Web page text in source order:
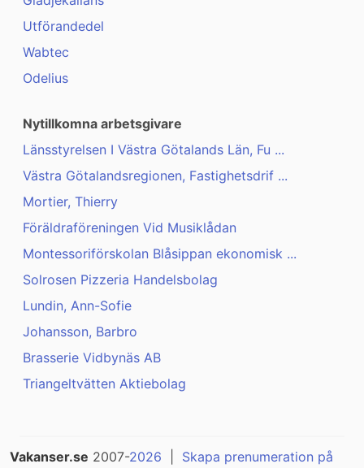
Utförandedel
Wabtec
Odelius
Nytillkomna arbetsgivare
Länsstyrelsen I Västra Götalands Län, Fu ...
Västra Götalandsregionen, Fastighetsdrif ...
Mortier, Thierry
Föräldraföreningen Vid Musiklådan
Montessoriförskolan Blåsippan ekonomisk ...
Solrosen Pizzeria Handelsbolag
Lundin, Ann-Sofie
Johansson, Barbro
Brasserie Vidbynäs AB
Triangeltvätten Aktiebolag
Vakanser.se 2007-2026 Skapa prenumeration på